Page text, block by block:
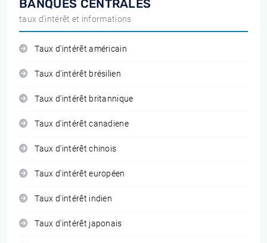
BANQUES CENTRALES
taux d'intérêt et informations
Taux d'intérêt américain
Taux d'intérêt brésilien
Taux d'intérêt britannique
Taux d'intérêt canadiene
Taux d'intérêt chinois
Taux d'intérêt européen
Taux d'intérêt indien
Taux d'intérêt japonais